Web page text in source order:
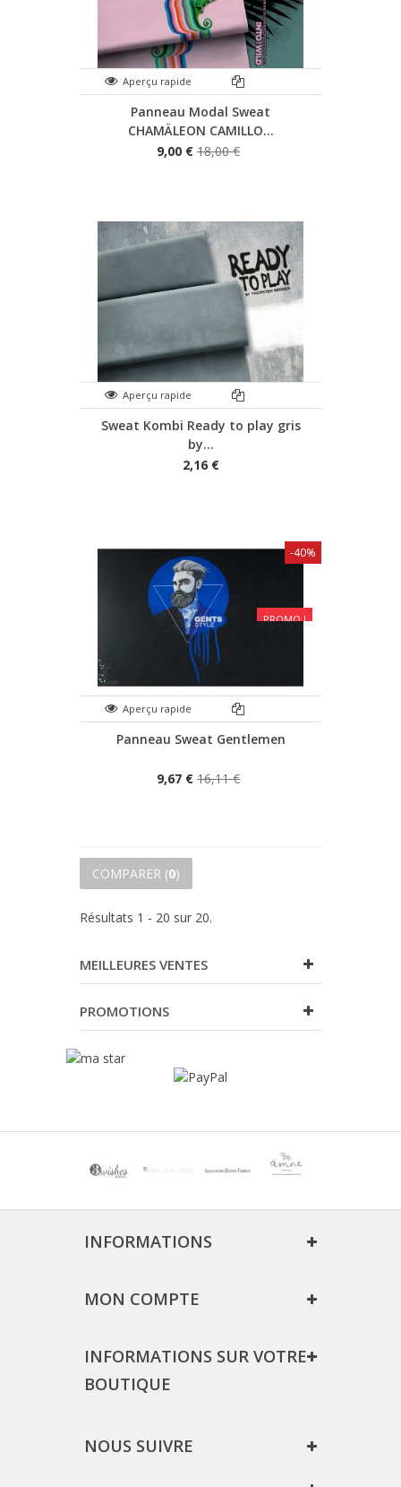
Aperçu rapide
Panneau Modal Sweat
CHAMÄLEON CAMILLO...
9,00 € 18,00 €
Aperçu rapide
Sweat Kombi Ready to play gris
by...
2,16 €
PROMO !
Aperçu rapide
Panneau Sweat Gentlemen
9,67 € 16,11 €
-40%
COMPARER (0)
Résultats 1 - 20 sur 20.
MEILLEURES VENTES
PROMOTIONS
INFORMATIONS
MON COMPTE
INFORMATIONS SUR VOTRE
BOUTIQUE
NOUS SUIVRE